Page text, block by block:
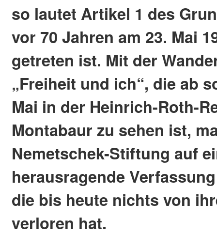
so lautet Artikel 1 des
vor 70 Jahren am 23. Mai
getreten ist. Mit der
„Freiheit und ich“, die ab
Mai in der Heinrich-Roth-
Montabaur zu sehen ist,
Nemetschek-Stiftung auf
herausragende
die bis heute nichts von
verloren hat.